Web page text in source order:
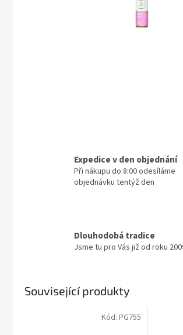
Expedice v den objednání
Při nákupu do 8:00 odesíláme
objednávku tentýž den
Dlouhodobá tradice
Jsme tu pro Vás již od roku
Související produkty
Kód: PG755